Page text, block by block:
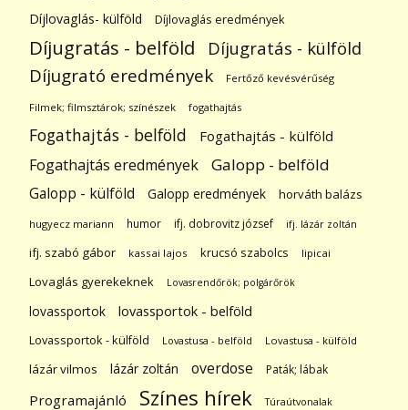
Díjlovaglás- külföld
Díjlovaglás eredmények
Díjugratás - belföld Díjugratás - külföld
Díjugrató eredmények Fertőző kevésvérűség
Filmek; filmsztárok; színészek fogathajtás
Fogathajtás - belföld Fogathajtás - külföld
Fogathajtás eredmények Galopp - belföld
Galopp - külföld Galopp eredmények horváth balázs
hugyecz mariann humor ifj. dobrovitz józsef ifj. lázár zoltán
ifj. szabó gábor kassai lajos krucsó szabolcs lipicai
Lovaglás gyerekeknek Lovasrendőrök; polgárőrök
lovassportok lovassportok - belföld
Lovassportok - külföld Lovastusa - belföld Lovastusa - külföld
lázár vilmos lázár zoltán overdose Paták; lábak
Programajánló Színes hírek Túraútvonalak